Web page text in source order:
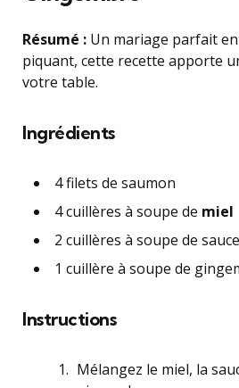
Résumé : Un mariage parfait
piquant, cette recette apporte
votre table.
Ingrédients
4 filets de saumon
4 cuillères à soupe de miel
2 cuillères à soupe de
1 cuillère à soupe de
Instructions
Mélangez le miel, la